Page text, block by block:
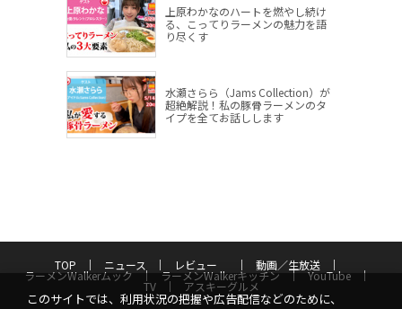
上原わかなのハートを燃やし続け
る、こってりラーメンの魅力を語
り尽くす
水瀬さらら（Jams Collection）が
超絶解説！私の豚骨ラーメンのタ
イプを全てお話しします
TOP ニュース レビュー 動画／生放送
ラーメンWalkerムック ラーメンWalkerキッチン YouTube
TV アスキーグルメ
このサイトでは、利用状況の把握や広告配信などのために、